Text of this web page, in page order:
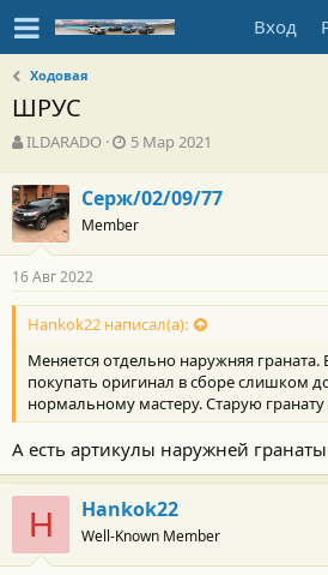
Вход
Ходовая
ШРУС
А
т
о
р
т
е
м
ы
ILDARADO
Д
а
н
а
л
а
5 Мар 2021
Серж/02/09/77
Member
16 Авг 2022
Hankok22 написал(а):
Меняется отдельно наружняя
покупать оригинал в сборе слишком
нормальному мастеру. Старую гранату
А есть артикулы наружней
H Hankok22
Well-Known Member